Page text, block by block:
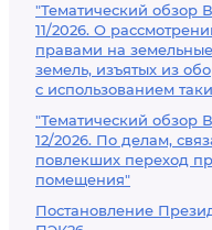
"Тематический обзор
11/2026. О
правами на
земель, изъятых из
с использованием
"Тематический обзор
12/2026. По делам,
повлекших переход
помещения"
Постановление